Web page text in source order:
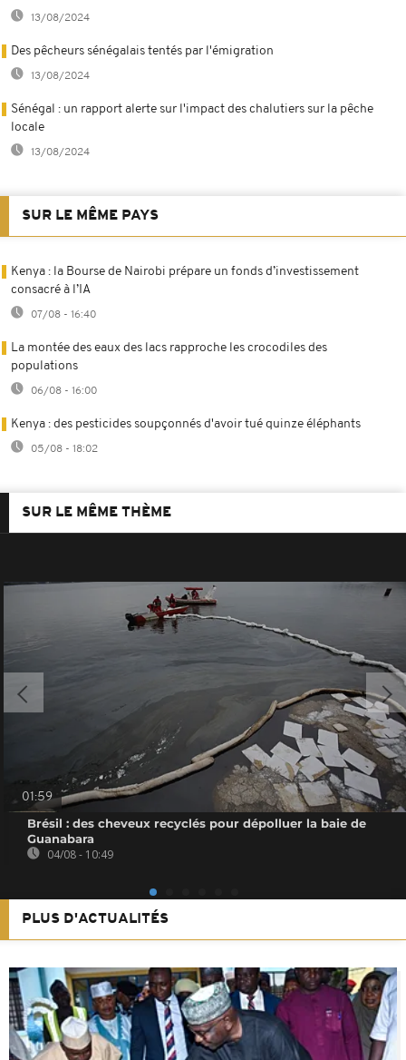
13/08/2024
Des pêcheurs sénégalais tentés par l'émigration
13/08/2024
Sénégal : un rapport alerte sur l'impact des chalutiers sur la pêche
locale
13/08/2024
SUR LE MÊME PAYS
Kenya : la Bourse de Nairobi prépare un fonds d’investissement
consacré à l’IA
07/08 - 16:40
La montée des eaux des lacs rapproche les crocodiles des
populations
06/08 - 16:00
Kenya : des pesticides soupçonnés d'avoir tué quinze éléphants
05/08 - 18:02
SUR LE MÊME THÈME
01:59
Brésil : des cheveux recyclés pour dépolluer la baie de
Guanabara
04/08 - 10:49
PLUS D'ACTUALITÉS